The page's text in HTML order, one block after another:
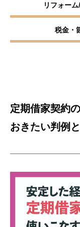
リフォー
税金・
定期借家契約
おきたい判例